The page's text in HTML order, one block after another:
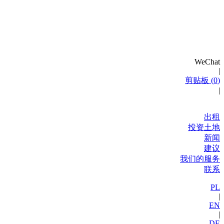
WeChat
|
剪贴板 (0)
|
出租
投资土地
新闻
建议
我们的服务
联系
PL
|
EN
|